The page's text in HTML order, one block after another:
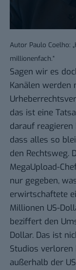
Autor Paulo Coelho:
millionenfach.“
Sagen wir es
Kanälen werden
das ist eine
darauf reagieren
dass alles so
den Rechtsweg.
MegaUpload-
nur gegeben,
erwirtschaftete
Millionen US-
beziffert den
Dollar. Das ist
Studios verloren
außerhalb der